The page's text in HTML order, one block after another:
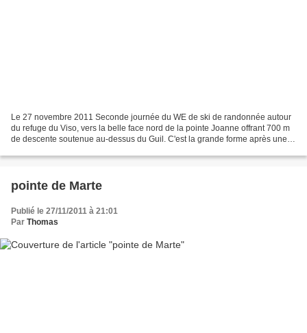
Le 27 novembre 2011 Seconde journée du WE de ski de randonnée autour
du refuge du Viso, vers la belle face nord de la pointe Joanne offrant 700 m
de descente soutenue au-dessus du Guil. C'est la grande forme après une
pointe de Marte
Publié le 27/11/2011 à 21:01
Par Thomas